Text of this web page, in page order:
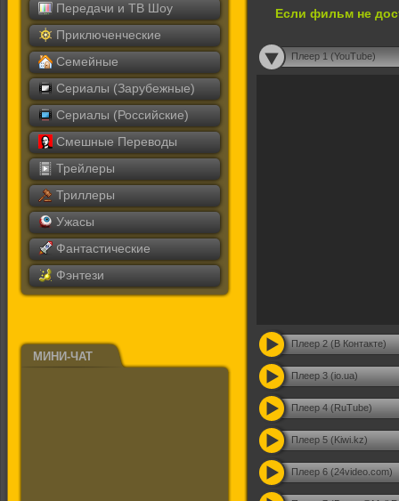
Передачи и ТВ Шоу
Приключенческие
Семейные
Сериалы (Зарубежные)
Сериалы (Российские)
Смешные Переводы
Трейлеры
Триллеры
Ужасы
Фантастические
Фэнтези
МИНИ-ЧАТ
Если фильм не
Плеер 1 (YouTube)
Плеер 2 (В Контакте)
Плеер 3 (io.ua)
Плеер 4 (RuTube)
Плеер 5 (Kiwi.kz)
Плеер 6 (24video.com)